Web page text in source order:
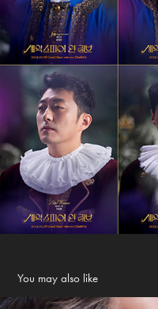
You may also like